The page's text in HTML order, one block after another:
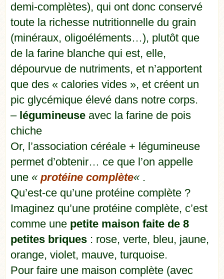
demi-complètes), qui ont donc conservé
toute la richesse nutritionnelle du grain
(minéraux, oligoéléments…), plutôt que
de la farine blanche qui est, elle,
dépourvue de nutriments, et n’apportent
que des « calories vides », et créent un
pic glycémique élevé dans notre corps.
– légumineuse avec la farine de pois
chiche
Or, l’association céréale + légumineuse
permet d’obtenir… ce que l’on appelle
une « protéine complète« .
Qu’est-ce qu’une protéine complète ?
Imaginez qu’une protéine complète, c’est
comme une petite maison faite de 8
petites briques : rose, verte, bleu, jaune,
orange, violet, mauve, turquoise.
Pour faire une maison complète (avec